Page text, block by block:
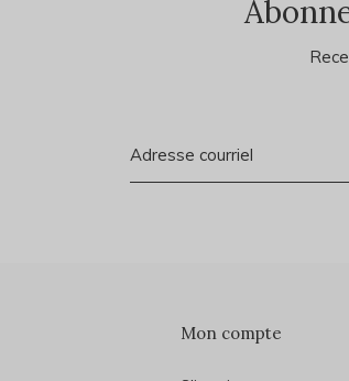
Mon compte